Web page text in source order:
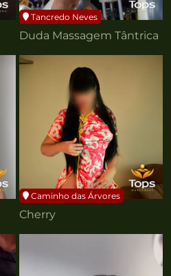
Tancredo Neves
Duda Massagem Tântrica
Caminho das Árvores
Cherry